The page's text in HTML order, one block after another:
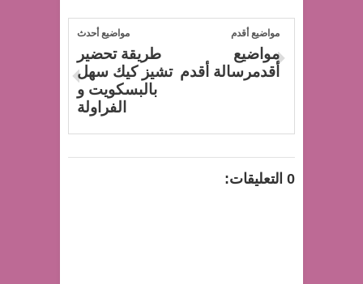
مواضيع أحدث
طريقة تحضير
تشيز كيك سهل
بالبسكويت و
الفراولة
مواضيع أقدم
مواضيع
أقدمرسالة أقدم
0 التعليقات: